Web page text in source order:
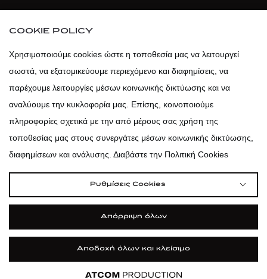
atticadps
| Πολιτική Cookies | Κώδικας Δεοντολογίας
Προστασία Προσωπικών Δεδομένων
COOKIE POLICY
Χρησιμοποιούμε cookies ώστε η τοποθεσία μας να λειτουργεί
σωστά, να εξατομικεύουμε περιεχόμενο και διαφημίσεις, να
παρέχουμε λειτουργίες μέσων κοινωνικής δικτύωσης και να
αναλύουμε την κυκλοφορία μας. Επίσης, κοινοποιούμε
πληροφορίες σχετικά με την από μέρους σας χρήση της
τοποθεσίας μας στους συνεργάτες μέσων κοινωνικής δικτύωσης,
διαφημίσεων και ανάλυσης. Διαβάστε την Πολιτική Cookies
Ρυθμίσεις Cookies
Απόρριψη όλων
Αποδοχή όλων και κλείσιμο